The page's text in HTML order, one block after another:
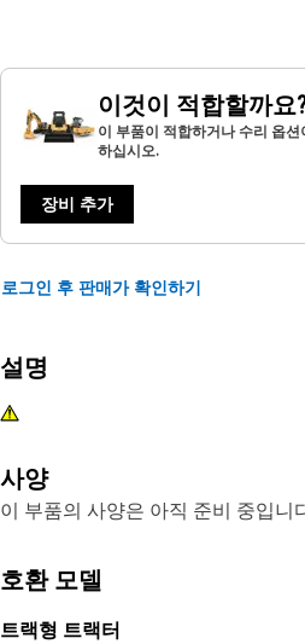
이것이 적합할까요
이 부품이 적합하거나 수리 옵
하십시오.
장비 추가
로그인 후 판매가 확인하기
설명
사양
이 부품의 사양은 아직 준비 중입니
호환 모델
트랙형 트랙터